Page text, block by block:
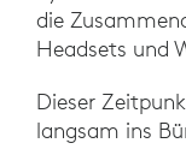
die
Headsets und
Dieser
langsam ins